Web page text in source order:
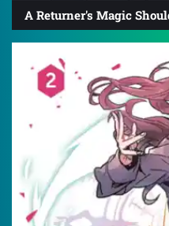
A Returner's Magic